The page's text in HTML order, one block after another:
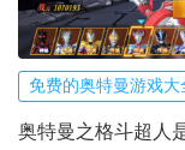
免费的奥特曼游戏大
奥特曼之格斗超人